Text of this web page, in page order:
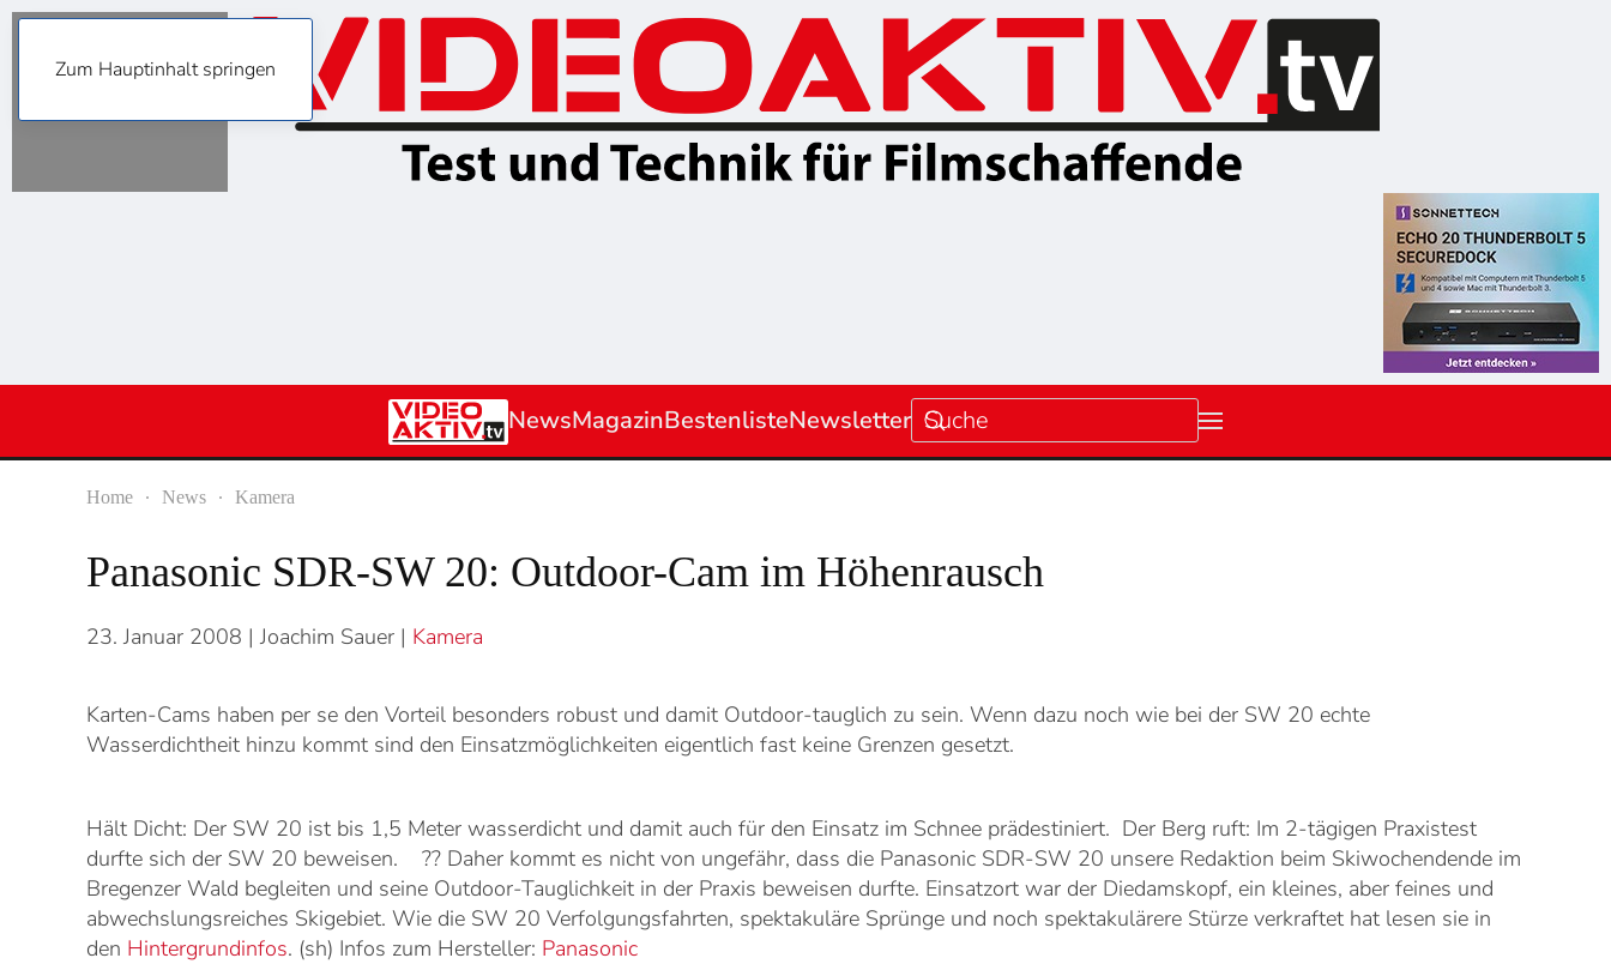
Zum Hauptinhalt springen
NewsMagazinBestenlisteNewsletter
Home News Kamera
Panasonic SDR-SW 20: Outdoor-Cam im Höhenrausch
23. Januar 2008 | Joachim Sauer | Kamera
Karten-Cams haben per se den Vorteil besonders robust und damit Outdoor-tauglich zu sein. Wenn dazu noch wie bei der SW 20 echte
Wasserdichtheit hinzu kommt sind den Einsatzmöglichkeiten eigentlich fast keine Grenzen gesetzt.
Hält Dicht: Der SW 20 ist bis 1,5 Meter wasserdicht und damit auch für den Einsatz im Schnee prädestiniert. Der Berg ruft: Im 2-tägigen Praxistest
durfte sich der SW 20 beweisen. ?? Daher kommt es nicht von ungefähr, dass die Panasonic SDR-SW 20 unsere Redaktion beim Skiwochendende im
Bregenzer Wald begleiten und seine Outdoor-Tauglichkeit in der Praxis beweisen durfte. Einsatzort war der Diedamskopf, ein kleines, aber feines und
abwechslungsreiches Skigebiet. Wie die SW 20 Verfolgungsfahrten, spektakuläre Sprünge und noch spektakulärere Stürze verkraftet hat lesen sie in
den Hintergrundinfos. (sh) Infos zum Hersteller: Panasonic